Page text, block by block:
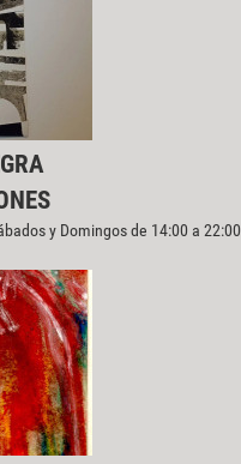
y Domingos de 14:00 a 22:00